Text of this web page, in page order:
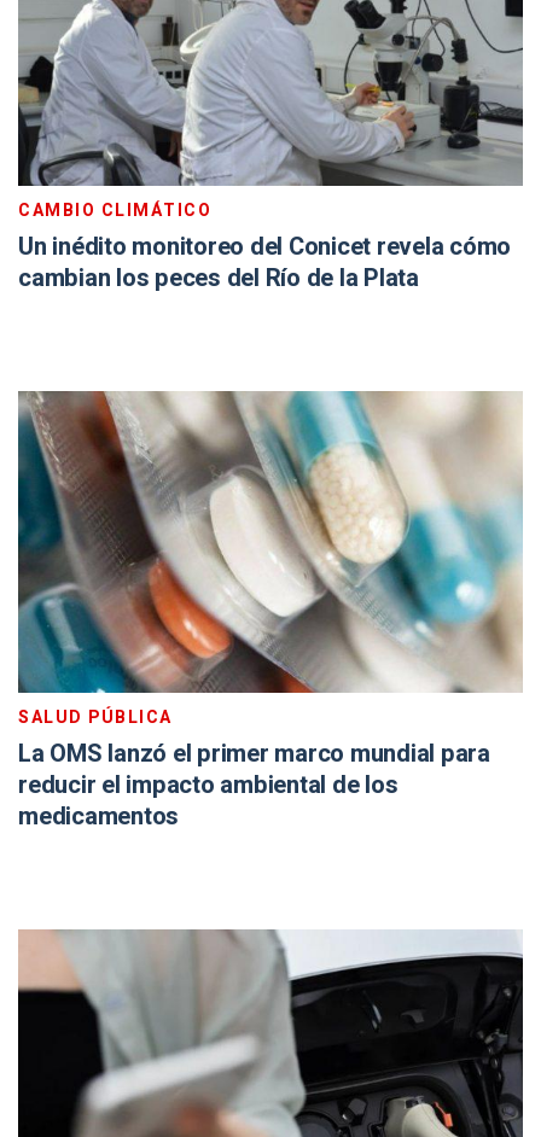
CAMBIO CLIMÁTICO
Un inédito monitoreo del Conicet revela cómo
cambian los peces del Río de la Plata
SALUD PÚBLICA
La OMS lanzó el primer marco mundial para
reducir el impacto ambiental de los
medicamentos